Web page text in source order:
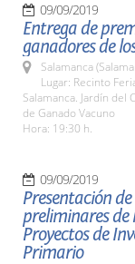
09/09/2019
Entrega de
ganadores de
Salamanca
Lugar: Recinto
Salamanca. Jardín del
de Ganado Vacuno
Hora: 19:30 h.
09/09/2019
Presentación
preliminares de
Proyectos de
Primario